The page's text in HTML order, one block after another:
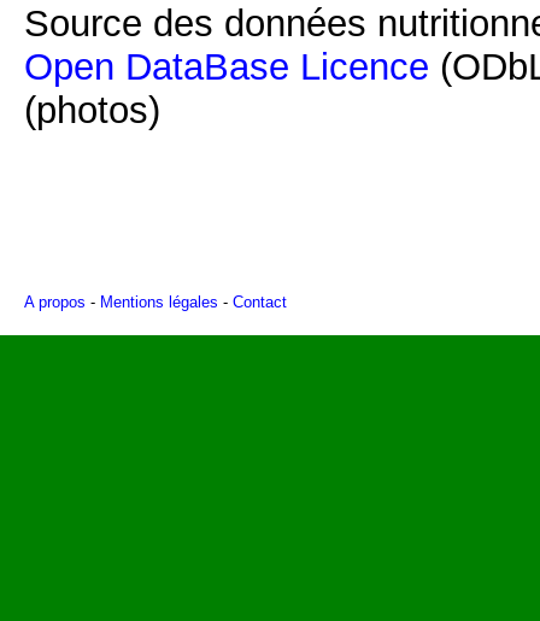
Source des données
Open DataBase Licence
(photos)
A propos - Mentions légales - Contact